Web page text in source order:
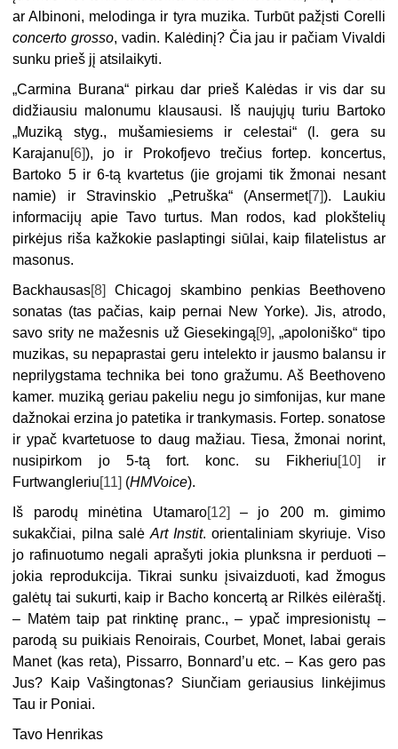
ar Albinoni, melodinga ir tyra muzika. Turbūt pažįsti Corelli
concerto grosso, vadin. Kalėdinį? Čia jau ir pačiam Vivaldi
sunku prieš jį atsilaikyti.
„Carmina Burana“ pirkau dar prieš Kalėdas ir vis dar su
didžiausiu malonumu klausausi. Iš naujųjų turiu Bartoko
„Muziką styg., mušamiesiems ir celestai“ (l. gera su
Karajanu[6]), jo ir Prokofjevo trečius fortep. koncertus,
Bartoko 5 ir 6-tą kvartetus (jie grojami tik žmonai nesant
namie) ir Stravinskio „Petruška“ (Ansermet[7]). Laukiu
informacijų apie Tavo turtus. Man rodos, kad plokštelių
pirkėjus riša kažkokie paslaptingi siūlai, kaip filatelistus ar
masonus.
Backhausas[8]
Chicagoj skambino penkias Beethoveno
sonatas (tas pačias, kaip pernai New Yorke). Jis, atrodo,
savo srity ne mažesnis už Giesekingą[9], „apoloniško“ tipo
muzikas, su nepaprastai geru intelekto ir jausmo balansu ir
neprilygstama technika bei tono gražumu. Aš Beethoveno
kamer. muziką geriau pakeliu negu jo simfonijas, kur mane
dažnokai erzina jo patetika ir trankymasis. Fortep. sonatose
ir ypač kvartetuose to daug mažiau. Tiesa, žmonai norint,
nusipirkom jo 5-tą fort. konc. su Fikheriu[10]
ir
Furtwangleriu[11] (HMVoice).
Iš parodų minėtina Utamaro[12] – jo 200 m. gimimo
sukakčiai, pilna salė Art Instit. orientaliniam skyriuje. Viso
jo rafinuotumo negali aprašyti jokia plunksna ir perduoti –
jokia reprodukcija. Tikrai sunku įsivaizduoti, kad žmogus
galėtų tai sukurti, kaip ir Bacho koncertą ar Rilkės eilėraštį.
– Matėm taip pat rinktinę pranc., – ypač impresionistų –
parodą su puikiais Renoirais, Courbet, Monet, labai gerais
Manet (kas reta), Pissarro, Bonnard’u etc. – Kas gero pas
Jus? Kaip Vašingtonas? Siunčiam geriausius linkėjimus
Tau ir Poniai.
Tavo Henrikas